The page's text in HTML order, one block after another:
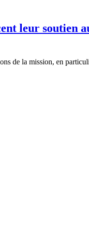
leur soutien
de la mission, en